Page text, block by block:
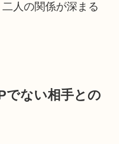
人の関係が深まる
でない相手との